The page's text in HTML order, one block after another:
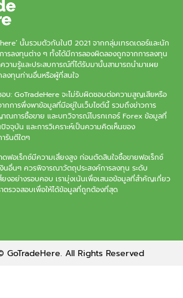
นั้นรวมตัวกันในปี 2021 จากกลุ่มเทรดเดอร์และนัก
รลงทุนต่าง ๆ ทั้งได้มีการลองผิดลองถูกจากการลงทุน
ามรู้และประสบการณ์ที่ได้รับมานั้นสามารถนำมาเผย
งทุนท่านอื่นหรือผู้ที่สนใจ
บ: GoTradeHere จะไม่รับผิดชอบต่อความสูญเสียหรือ
กการพึ่งพาข้อมูลที่มีอยู่ในเว็บไซต์นี้ รวมถึงข่าวการ
ณการซื้อขาย และบทวิจารณ์โบรกเกอร์ Forex ข้อมูลที่
จจุบัน และการวิเคราะห์เป็นความคิดเห็นของ
รันตีใดๆ
ดฟอเร็กซ์มีความเสี่ยงสูง ก่อนตัดสินใจซื้อขายฟอเร็กซ์
งินอื่นๆ ควรพิจารณาวัตถุประสงค์การลงทุน ระดับ
งอย่างรอบคอบ เรามุ่งเน้นเพื่อเสนอข้อมูลที่สำคัญเกี่ยว
ตรวจสอบเพื่อให้ได้ข้อมูลที่ถูกต้องที่สุด
GoTradeHere. All Rights Reserved